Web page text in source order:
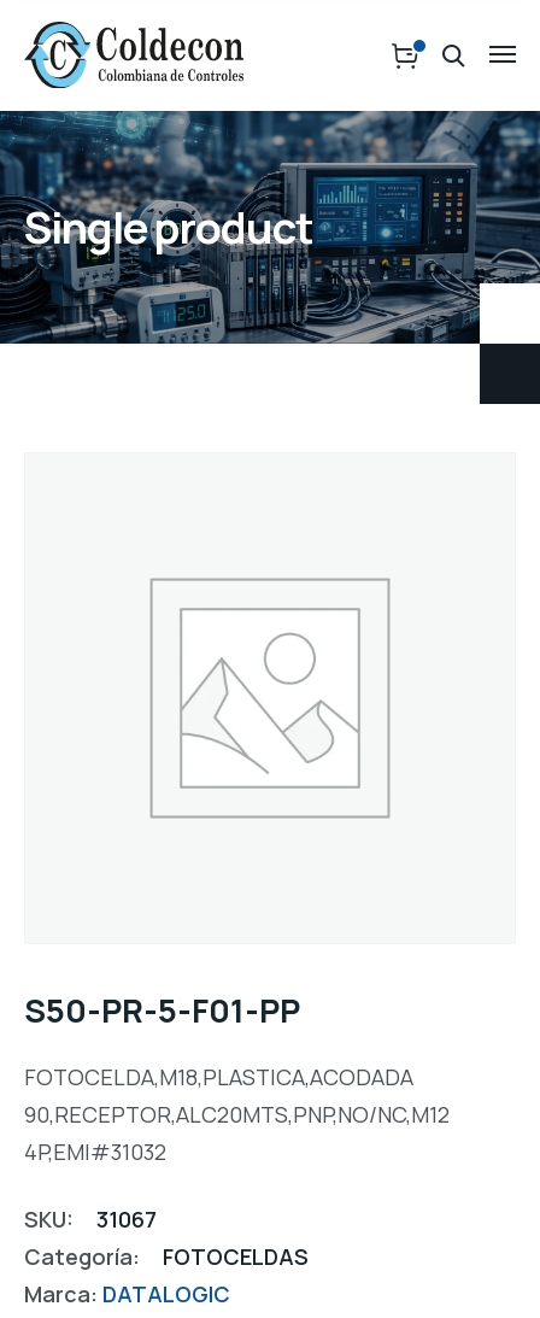
Single product
S50-PR-5-F01-PP
FOTOCELDA,M18,PLASTICA,ACODADA
90,RECEPTOR,ALC20MTS,PNP,NO/NC,M12
4P,EMI#31032
SKU:
31067
Categoría:
FOTOCELDAS
Marca: DATALOGIC